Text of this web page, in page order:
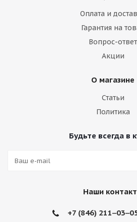
Оплата и
Гарантия на
Вопрос-ответ
Акции
О магазине
Статьи
Политика
Будьте всегда в
Наши
+7 (846)